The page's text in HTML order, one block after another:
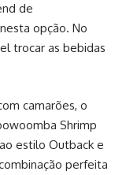
de
opção. No
trocar as bebidas
camarões, o
Shrimp
estilo Outback e
perfeita